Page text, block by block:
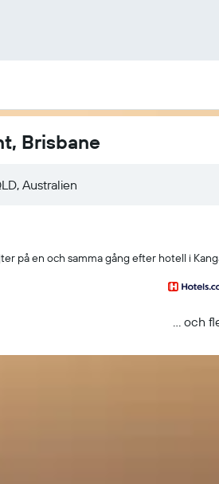
Brisbane
på en och samma gång efter hotell i
... och